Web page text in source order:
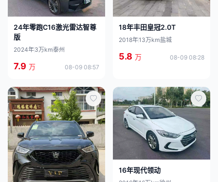
24年零跑C16激光雷达智尊
版
2024年3万km泰州
7.9 万 08-09 08:57
18年丰田皇冠2.0T
2018年13万km盐城
5.8 万 08-09 08:28
16年现代领动